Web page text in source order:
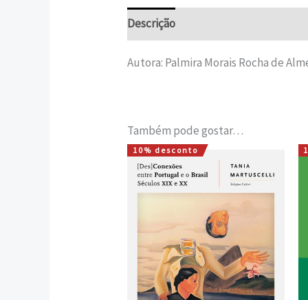
Descrição
Autora: Palmira Morais Rocha de
Também pode gostar…
10% desconto
O
preço
original
era:
O
preço
atual
é:
13,50 €.